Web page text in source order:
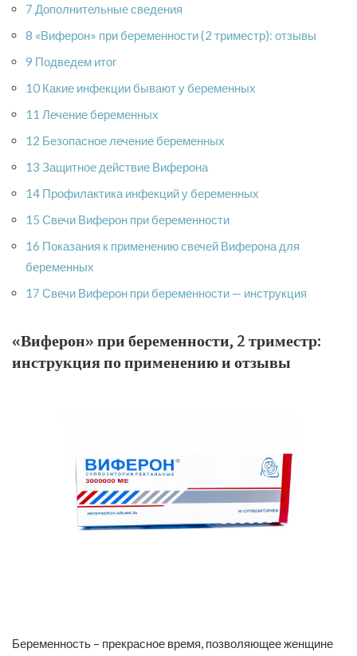
7 Дополнительные сведения
8 «Виферон» при беременности (2 триместр): отзывы
9 Подведем итог
10 Какие инфекции бывают у беременных
11 Лечение беременных
12 Безопасное лечение беременных
13 Защитное действие Виферона
14 Профилактика инфекций у беременных
15 Свечи Виферон при беременности
16 Показания к применению свечей Виферона для
беременных
17 Свечи Виферон при беременности — инструкция
«Виферон» при беременности, 2 триместр:
инструкция по применению и отзывы
Беременность – прекрасное время, позволяющее женщине